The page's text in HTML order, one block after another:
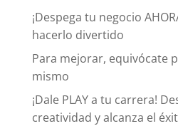
¡Despega tu negocio
hacerlo divertido
Para mejorar, equivócate
mismo
¡Dale PLAY a tu carrera!
creatividad y alcanza el